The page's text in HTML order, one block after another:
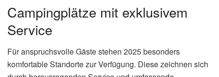
Campingplätze mit exklusivem
Service
Für anspruchsvolle Gäste stehen 2025 besonders
komfortable Standorte zur Verfügung. Diese zeichnen sich